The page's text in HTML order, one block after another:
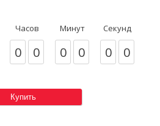
Часов
0 0
Минут
0 0
Секунд
0 0
Купить